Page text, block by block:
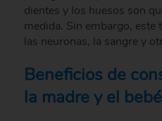
dientes y los huesos son
medida. Sin embargo, este
las neuronas, la sangre y
Beneficios de
la madre y el bebé